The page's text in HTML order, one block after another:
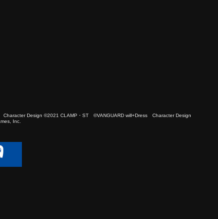
Design ©2021 CLAMP・ST ©VANGUARD will+Dress Character Design
Inc.